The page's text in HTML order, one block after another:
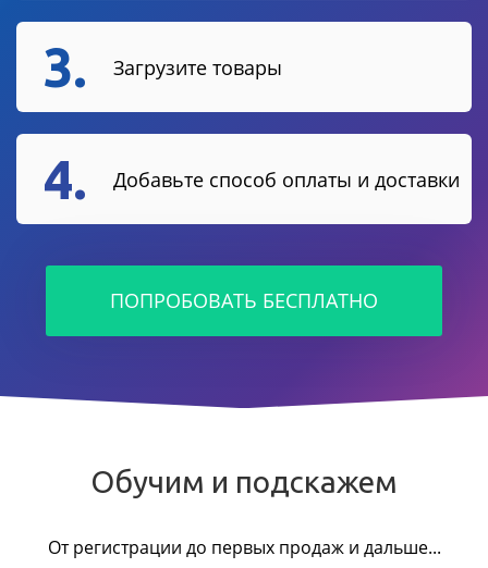
3. Загрузите товары
4. Добавьте способ оплаты и доставки
ПОПРОБОВАТЬ БЕСПЛАТНО
Обучим и подскажем
От регистрации до первых продаж и дальше...